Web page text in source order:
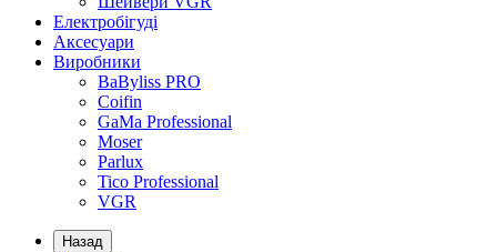
Електробігуді
Аксесуари
Виробники
BaByliss PRO
Coifin
GaMa Professional
Moser
Parlux
Tico Professional
VGR
Назад